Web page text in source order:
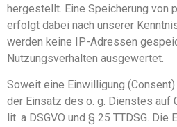
hergestellt. Eine Speicherung von
erfolgt dabei nach unserer
werden keine IP-Adressen
Nutzungsverhalten ausgewertet.
Soweit eine Einwilligung
der Einsatz des o. g. Dienstes auf
lit. a DSGVO und § 25 TTDSG.